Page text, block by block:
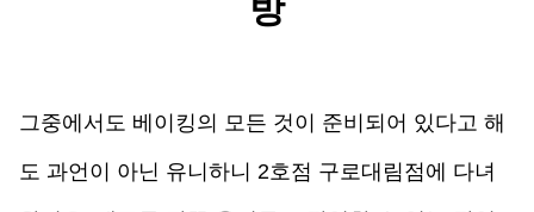
방
그중에서도 베이킹의 모든 것이 준비 되어 있다고 해
도 과언이 아닌 유니하니 2호점 구로대림점에 다녀